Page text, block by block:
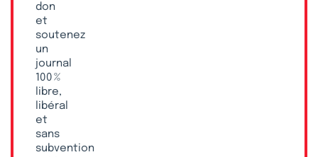
don
et
soutenez
un
journal
100 %
libre,
libéral
et
sans
subvention